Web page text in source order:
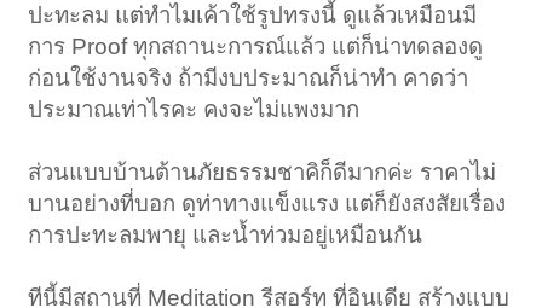
ปะทะลม แต่ทำไมเค้าใช้รูปทรงนี้ ดูแล้วเหมือนมี
การ Proof ทุกสถานะการณ์แล้ว แต่ก็น่าทดลองดู
ก่อนใช้งานจริง ถ้ามีงบประมาณก็น่าทำ คาดว่า
ประมาณเท่าไรคะ คงจะไม่แพงมาก
ส่วนแบบบ้านต้านภัยธรรมชาคิก็ดีมากค่ะ ราคาไม่
บานอย่างที่บอก ดูท่าทางแข็งแรง แต่ก็ยังสงสัยเรื่อง
การปะทะลมพายุ และน้ำท่วมอยู่เหมือนกัน
ทีนี้มีสถานที่ Meditation รีสอร์ท ที่อินเดีย สร้างแบบ